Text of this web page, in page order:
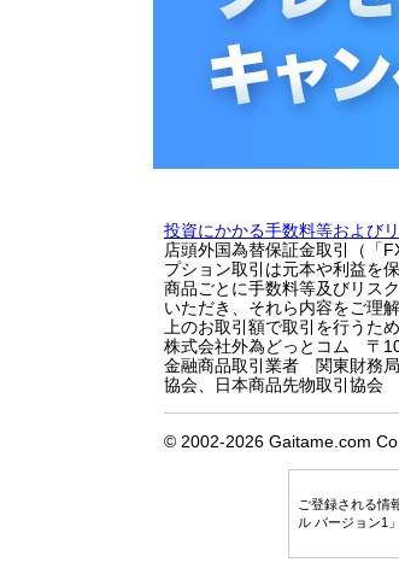
投資にかかる手数料等および
店頭外国為替保証金取引（「
プション取引は元本や利益を
商品ごとに手数料等及びリス
いただき、それら内容をご理
上のお取引額で取引を行うた
株式会社外為どっとコム 〒
金融商品取引業者 関東財務
協会、日本商品先物取引協会
© 2002-2026 Gaitame.com
ご登録される情
ル バージョン1